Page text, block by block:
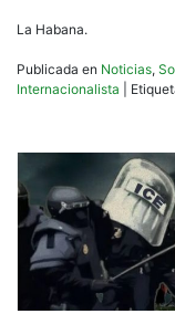
La Habana.
Publicada en Noticias,
Internacionalista